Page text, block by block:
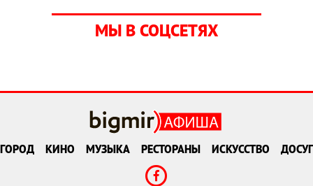
МЫ В СОЦСЕТЯХ
ГОРОД КИНО МУЗЫКА РЕСТОРАНЫ ИСКУССТВО ДОСУГ